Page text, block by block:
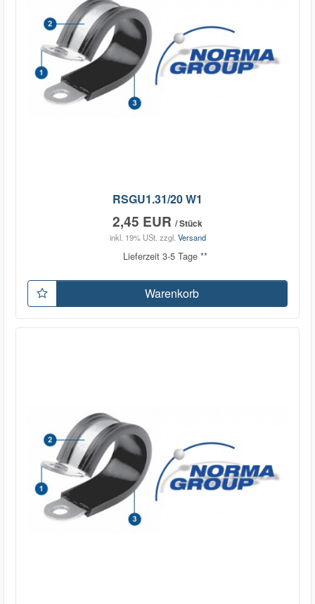
RSGU1.31/20 W1
2,45 EUR / Stück
inkl. 19% USt. zzgl. Versand
Lieferzeit 3-5 Tage **
Warenkorb